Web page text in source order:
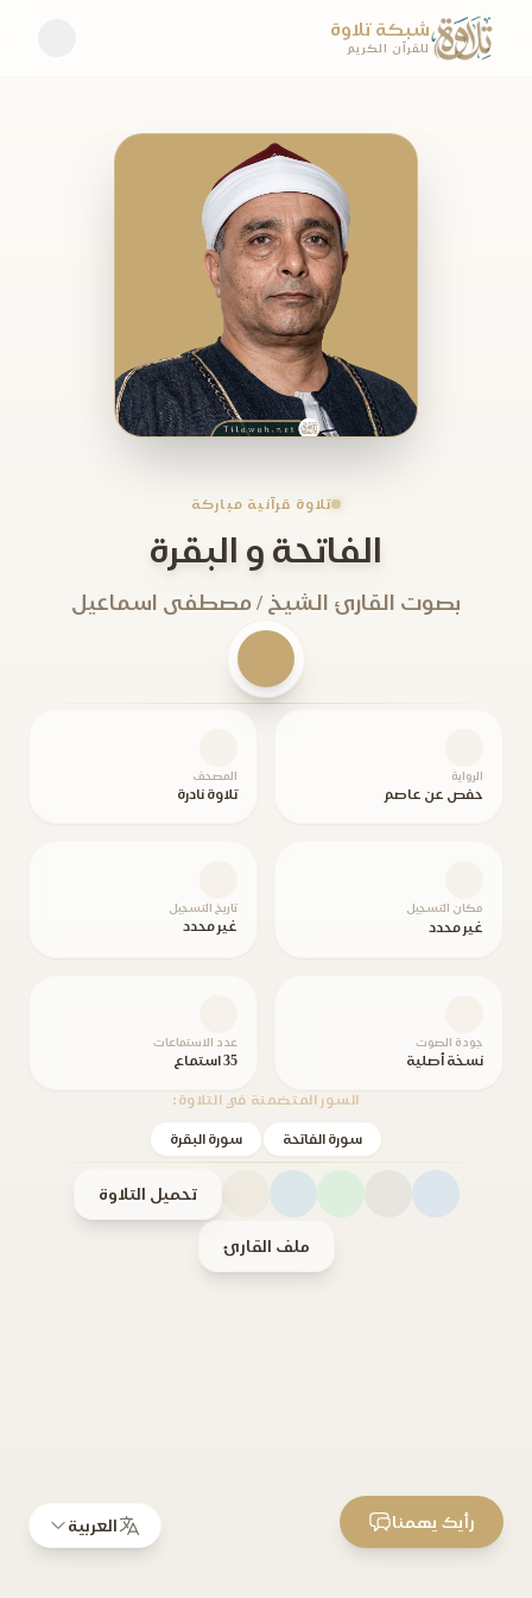
شبكة تلاوة
للقرآن الكريم
تلاوة قرآنية مباركة
الفاتحة و البقرة
بصوت القارئ الشيخ / مصطفى اسماعيل
الرواية
حفص عن عاصم
المصحف
تلاوة نادرة
مكان التسجيل
غير محدد
تاريخ التسجيل
غير محدد
جودة الصوت
نسخة أصلية
عدد الاستماعات
35 استماع
السور المتضمنة في التلاوة:
سورة الفاتحة سورة البقرة
تحميل التلاوة
ملف القارئ
العربية رأيك يهمنا